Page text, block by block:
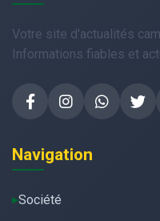
Votre site d'actualités
Informations fiables et
Navigation
Société